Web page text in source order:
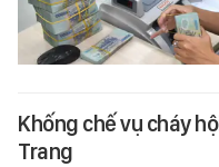
Khống chế vụ cháy
Trang